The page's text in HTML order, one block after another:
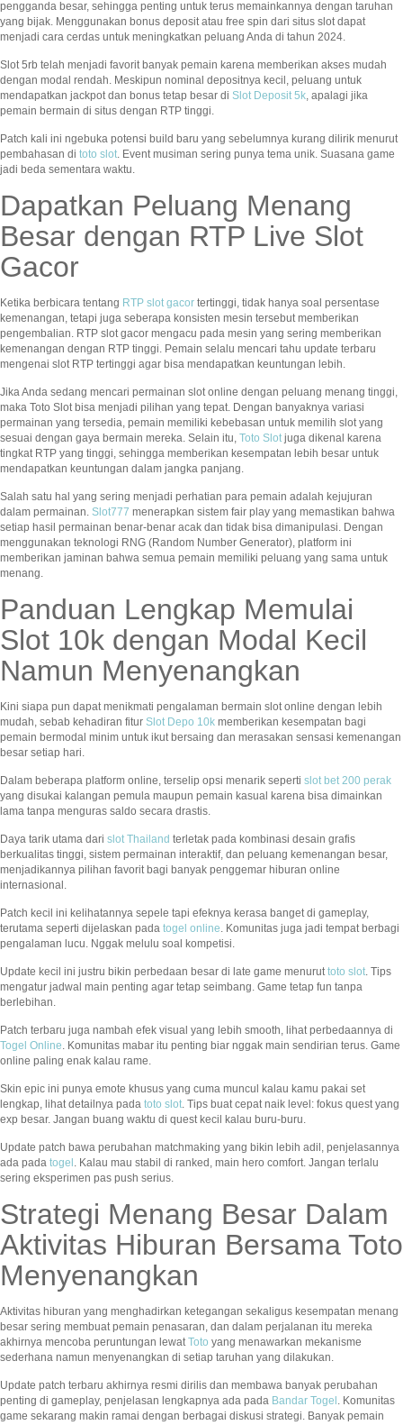
pengganda besar, sehingga penting untuk terus memainkannya dengan taruhan
yang bijak. Menggunakan bonus deposit atau free spin dari situs slot dapat
menjadi cara cerdas untuk meningkatkan peluang Anda di tahun 2024.
Slot 5rb telah menjadi favorit banyak pemain karena memberikan akses mudah
dengan modal rendah. Meskipun nominal depositnya kecil, peluang untuk
mendapatkan jackpot dan bonus tetap besar di Slot Deposit 5k, apalagi jika
pemain bermain di situs dengan RTP tinggi.
Patch kali ini ngebuka potensi build baru yang sebelumnya kurang dilirik menurut
pembahasan di toto slot. Event musiman sering punya tema unik. Suasana game
jadi beda sementara waktu.
Dapatkan Peluang Menang
Besar dengan RTP Live Slot
Gacor
Ketika berbicara tentang RTP slot gacor tertinggi, tidak hanya soal persentase
kemenangan, tetapi juga seberapa konsisten mesin tersebut memberikan
pengembalian. RTP slot gacor mengacu pada mesin yang sering memberikan
kemenangan dengan RTP tinggi. Pemain selalu mencari tahu update terbaru
mengenai slot RTP tertinggi agar bisa mendapatkan keuntungan lebih.
Jika Anda sedang mencari permainan slot online dengan peluang menang tinggi,
maka Toto Slot bisa menjadi pilihan yang tepat. Dengan banyaknya variasi
permainan yang tersedia, pemain memiliki kebebasan untuk memilih slot yang
sesuai dengan gaya bermain mereka. Selain itu, Toto Slotjuga dikenal karena
tingkat RTP yang tinggi, sehingga memberikan kesempatan lebih besar untuk
mendapatkan keuntungan dalam jangka panjang.
Salah satu hal yang sering menjadi perhatian para pemain adalah kejujuran
dalam permainan. Slot777 menerapkan sistem fair play yang memastikan bahwa
setiap hasil permainan benar-benar acak dan tidak bisa dimanipulasi. Dengan
menggunakan teknologi RNG (Random Number Generator), platform ini
memberikan jaminan bahwa semua pemain memiliki peluang yang sama untuk
menang.
Panduan Lengkap Memulai
Slot 10k dengan Modal Kecil
Namun Menyenangkan
Kini siapa pun dapat menikmati pengalaman bermain slot online dengan lebih
mudah, sebab kehadiran fitur Slot Depo 10k memberikan kesempatan bagi
pemain bermodal minim untuk ikut bersaing dan merasakan sensasi kemenangan
besar setiap hari.
Dalam beberapa platform online, terselip opsi menarik seperti slot bet 200 perak
yang disukai kalangan pemula maupun pemain kasual karena bisa dimainkan
lama tanpa menguras saldo secara drastis.
Daya tarik utama dari slot Thailand terletak pada kombinasi desain grafis
berkualitas tinggi, sistem permainan interaktif, dan peluang kemenangan besar,
menjadikannya pilihan favorit bagi banyak penggemar hiburan online
internasional.
Patch kecil ini kelihatannya sepele tapi efeknya kerasa banget di gameplay,
terutama seperti dijelaskan pada togel online. Komunitas juga jadi tempat berbagi
pengalaman lucu. Nggak melulu soal kompetisi.
Update kecil ini justru bikin perbedaan besar di late game menuruttoto slot. Tips
mengatur jadwal main penting agar tetap seimbang. Game tetap fun tanpa
berlebihan.
Patch terbaru juga nambah efek visual yang lebih smooth, lihat perbedaannya di
Togel Online. Komunitas mabar itu penting biar nggak main sendirian terus. Game
online paling enak kalau rame.
Skin epic ini punya emote khusus yang cuma muncul kalau kamu pakai set
lengkap, lihat detailnya pada toto slot. Tips buat cepat naik level: fokus quest yang
exp besar. Jangan buang waktu di quest kecil kalau buru-buru.
Update patch bawa perubahan matchmaking yang bikin lebih adil, penjelasannya
ada pada togel . Kalau mau stabil di ranked, main hero comfort. Jangan terlalu
sering eksperimen pas push serius.
Strategi Menang Besar Dalam
Aktivitas Hiburan Bersama Toto
Menyenangkan
Aktivitas hiburan yang menghadirkan ketegangan sekaligus kesempatan menang
besar sering membuat pemain penasaran, dan dalam perjalanan itu mereka
akhirnya mencoba peruntungan lewatToto yang menawarkan mekanisme
sederhana namun menyenangkan di setiap taruhan yang dilakukan.
Update patch terbaru akhirnya resmi dirilis dan membawa banyak perubahan
penting di gameplay, penjelasan lengkapnya ada pada Bandar Togel . Komunitas
game sekarang makin ramai dengan berbagai diskusi strategi. Banyak pemain